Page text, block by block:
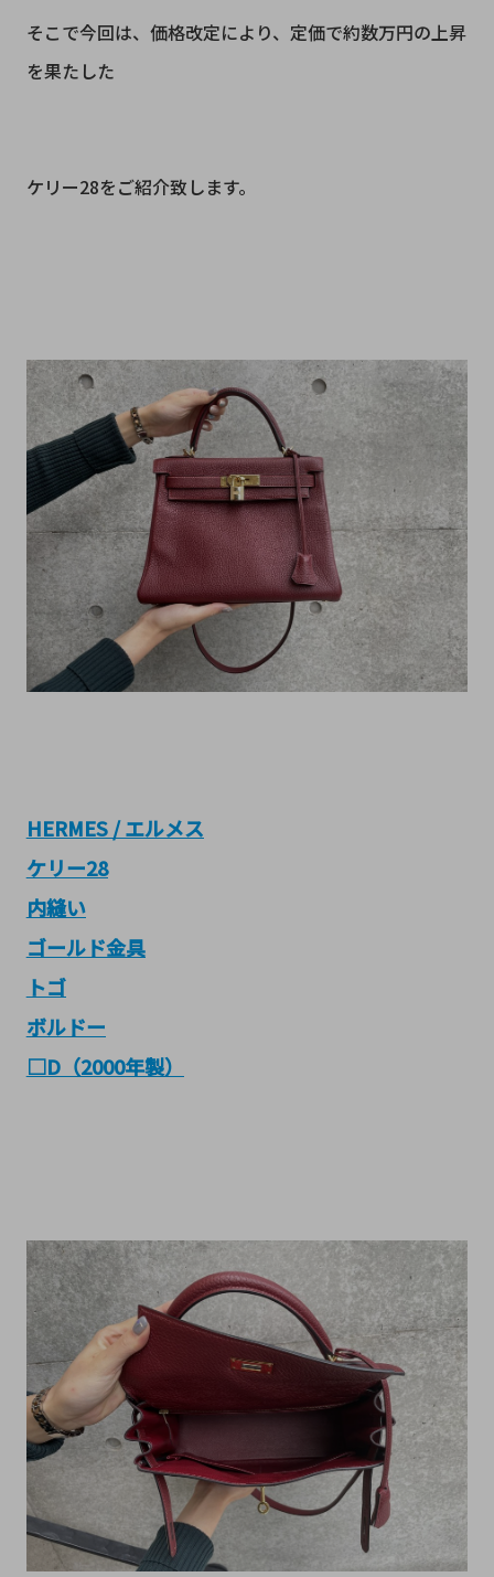
そこで今回は、価格改定により、定価で約数万円の上昇
を果たした
ケリー28をご紹介致します。
HERMES / エルメス
ケリー28
内縫い
ゴールド金具
トゴ
ボルドー
□D（2000年製）